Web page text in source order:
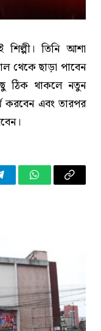
তিনি আশা
থেকে ছাড়া পাবেন
ঠিক থাকলে নতুন
করবেন এবং তারপর
WhatsApp
Copy